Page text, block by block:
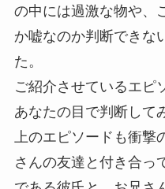
の中には過激な物や、
か嘘なのか判断できな
た。
ご紹介させているエピ
あなたの目で判断して
上のエピソードも衝撃
さんの友達と付き合っ